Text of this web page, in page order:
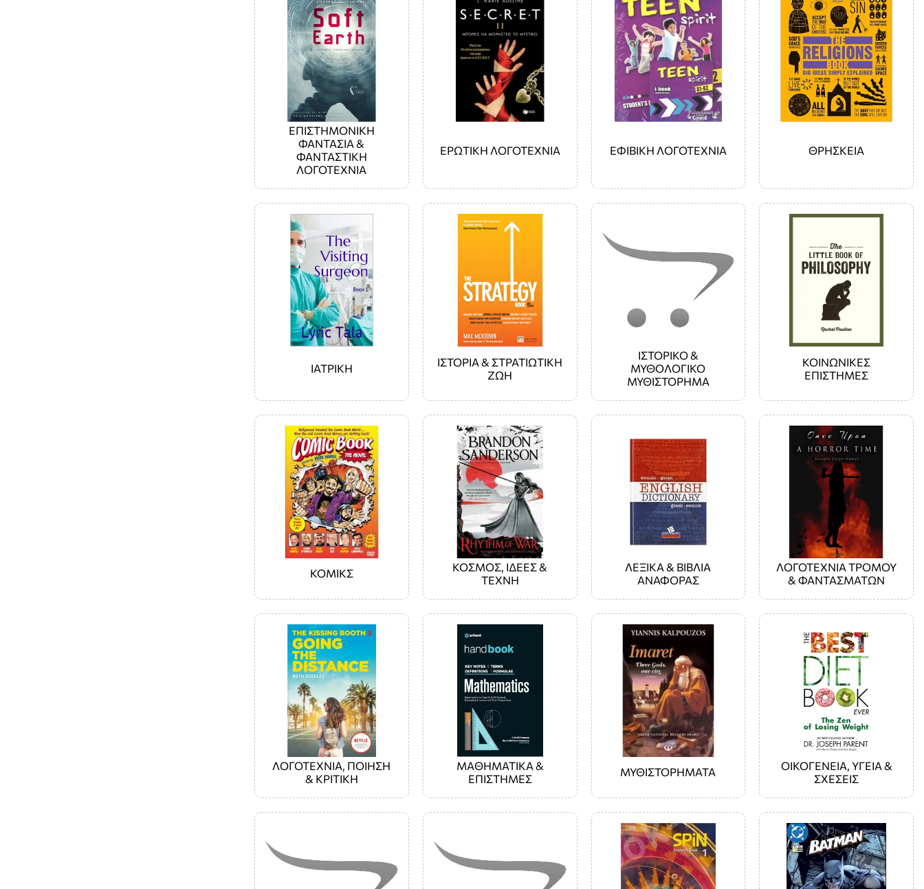
ΕΠΙΣΤΗΜΟΝΙΚΗ
ΦΑΝΤΑΣΙΑ &
ΦΑΝΤΑΣΤΙΚΗ
ΛΟΓΟΤΕΧΝΙΑ
ΕΡΩΤΙΚΗ ΛΟΓΟΤΕΧΝΙΑ ΕΦΙΒΙΚΗ ΛΟΓΟΤΕΧΝΙΑ ΘΡΗΣΚΕΙΑ
ΙΑΤΡΙΚΗ
ΙΣΤΟΡΙΑ & ΣΤΡΑΤΙΩΤΙΚΗ
ΖΩΗ
ΙΣΤΟΡΙΚΟ &
ΜΥΘΟΛΟΓΙΚΟ
ΜΥΘΙΣΤΟΡΗΜΑ
ΚΟΙΝΩΝΙΚΕΣ
ΕΠΙΣΤΗΜΕΣ
ΚΟΜΙΚΣ
ΚΟΣΜΟΣ, ΙΔΕΕΣ &
ΤΕΧΝΗ
ΛΕΞΙΚΑ & ΒΙΒΛΙΑ
ΑΝΑΦΟΡΑΣ
ΛΟΓΟΤΕΧΝΙΑ ΤΡΟΜΟΥ
& ΦΑΝΤΑΣΜΑΤΩΝ
ΛΟΓΟΤΕΧΝΙΑ, ΠΟΙΗΣΗ
& ΚΡΙΤΙΚΗ
ΜΑΘΗΜΑΤΙΚΑ &
ΕΠΙΣΤΗΜΕΣ
ΜΥΘΙΣΤΟΡΗΜΑΤΑ
ΟΙΚΟΓΕΝΕΙΑ, ΥΓΕΙΑ &
ΣΧΕΣΕΙΣ